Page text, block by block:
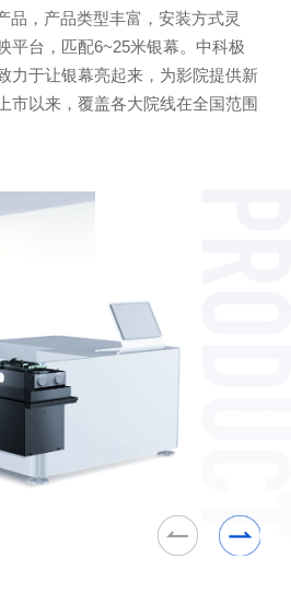
品，产品类型丰富，安装方式灵
平台，匹配6~25米银幕。中科极
力于让银幕亮起来，为影院提供新
市以来，覆盖各大院线在全国范围